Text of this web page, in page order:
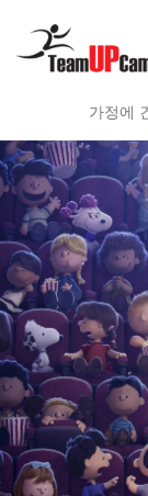
가정에